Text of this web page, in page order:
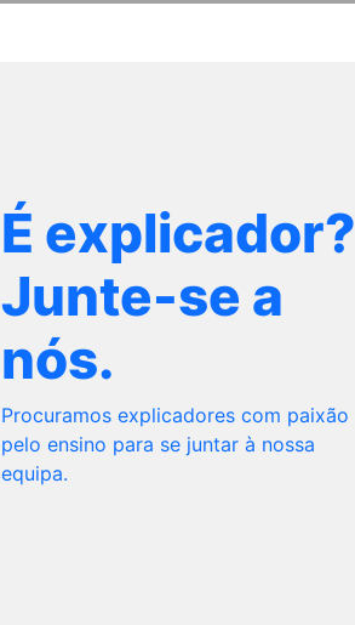
É explicador?
Junte-se a
nós.
Procuramos explicadores com paixão
pelo ensino para se juntar à nossa
equipa.